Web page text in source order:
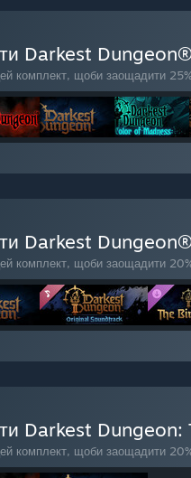
Darkest
комплект, щоби заощадити 25%
Darkest
комплект, щоби заощадити 20%
Darkest Dungeon:
комплект, щоби заощадити 20%